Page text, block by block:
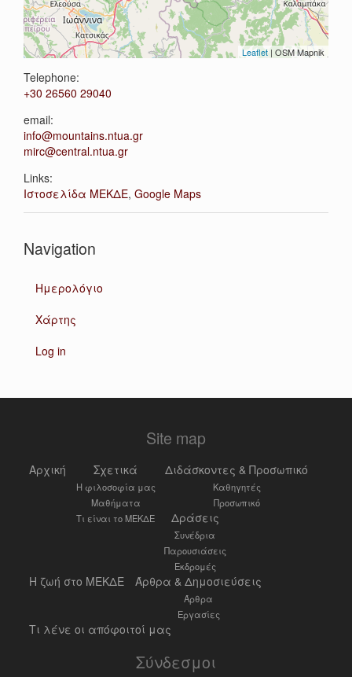
Leaflet | OSM Mapnik
Telephone:
+30 26560 29040
email:
info@mountains.ntua.gr
mirc@central.ntua.gr
Links:
Ιστοσελίδα ΜΕΚΔΕ, Google Maps
Navigation
Ημερολόγιο
Χάρτης
Log in
Site map
Αρχική Σχετικά
Η φιλοσοφία μας
Μαθήματα
Τι είναι το ΜΕΚΔΕ
Διδάσκοντες & Προσωπικό
Καθηγητές
Προσωπικό
Δράσεις
Συνέδρια
Παρουσιάσεις
Εκδρομές
Η ζωή στο ΜΕΚΔΕ Άρθρα & Δημοσιεύσεις
Άρθρα
Εργασίες
Τι λένε οι απόφοιτοί μας
Σύνδεσμοι